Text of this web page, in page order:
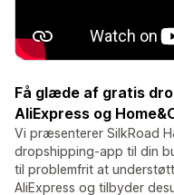
Få glæde af gratis
AliExpress og
Vi præsenterer SilkRoad
dropshipping-app til din
til problemfrit at
AliExpress og tilbyder